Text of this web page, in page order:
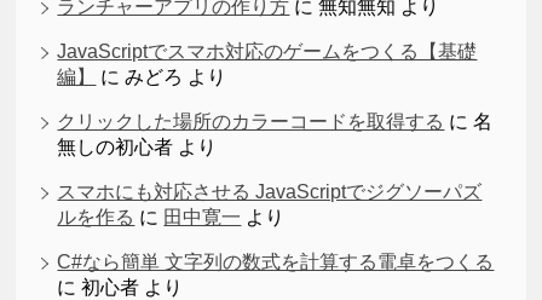
ランチャーアプリの作り方 に無知無知 より
JavaScriptでスマホ対応のゲームをつくる【基礎
編】
にみどろ より
クリックした場所のカラーコードを取得する に名
無しの初心者 より
スマホにも対応させる JavaScriptでジグソーパズ
ルを作る に 田中寛一 より
C#なら簡単 文字列の数式を計算する電卓をつくる
に初心者 より